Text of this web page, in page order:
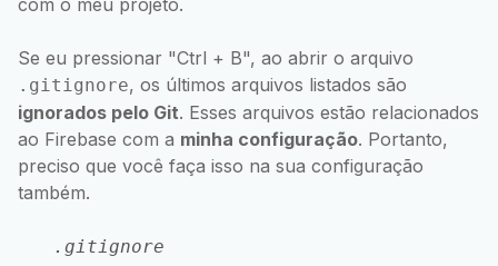
Se eu pressionar "Ctrl + B", ao abrir o arquivo
.gitignore, os últimos arquivos listados são
ignorados pelo Git. Esses arquivos estão relacionados
ao Firebase com a minha configuração. Portanto,
preciso que você faça isso na sua configuração
também.
.gitignore